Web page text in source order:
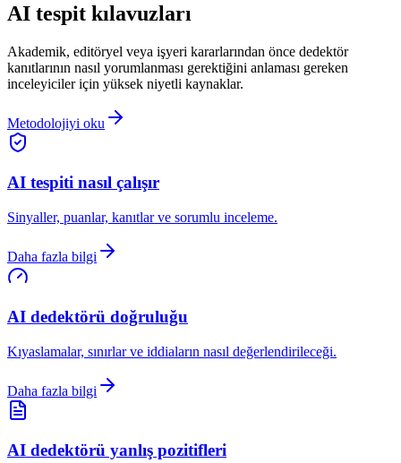
AI tespit kılavuzları
Akademik, editöryel veya işyeri kararlarından önce dedektör
kanıtlarının nasıl yorumlanması gerektiğini anlaması gereken
inceleyiciler için yüksek niyetli kaynaklar.
Metodolojiyi oku
AI tespiti nasıl çalışır
Sinyaller, puanlar, kanıtlar ve sorumlu inceleme.
Daha fazla bilgi
AI dedektörü doğruluğu
Kıyaslamalar, sınırlar ve iddiaların nasıl değerlendirileceği.
Daha fazla bilgi
AI dedektörü yanlış pozitifleri